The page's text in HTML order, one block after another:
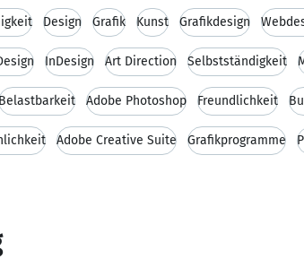
Design Grafik Kunst Grafikdesign
InDesign Art Direction Selbstständigkeit
Adobe Photoshop Freundlichkeit
Adobe Creative Suite Grafikprogramme